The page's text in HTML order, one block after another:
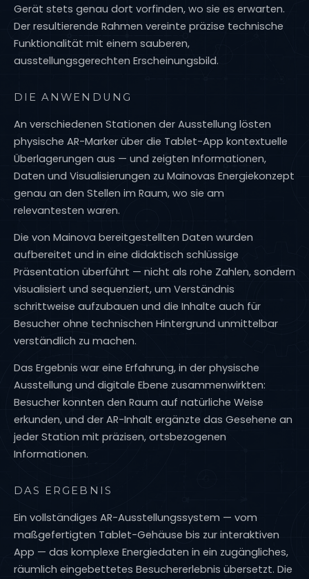
Gerät stets genau dort vorfinden, wo sie es erwarten.
Der resultierende Rahmen vereinte präzise technische
Funktionalität mit einem sauberen,
ausstellungsgerechten Erscheinungsbild.
DIE ANWENDUNG
An verschiedenen Stationen der Ausstellung lösten
physische AR-Marker über die Tablet-App kontextuelle
Überlagerungen aus — und zeigten Informationen,
Daten und Visualisierungen zu Mainovas Energiekonzept
genau an den Stellen im Raum, wo sie am
relevantesten waren.
Die von Mainova bereitgestellten Daten wurden
aufbereitet und in eine didaktisch schlüssige
Präsentation überführt — nicht als rohe Zahlen, sondern
visualisiert und sequenziert, um Verständnis
schrittweise aufzubauen und die Inhalte auch für
Besucher ohne technischen Hintergrund unmittelbar
verständlich zu machen.
Das Ergebnis war eine Erfahrung, in der physische
Ausstellung und digitale Ebene zusammenwirkten:
Besucher konnten den Raum auf natürliche Weise
erkunden, und der AR-Inhalt ergänzte das Gesehene an
jeder Station mit präzisen, ortsbezogenen
Informationen.
DAS ERGEBNIS
Ein vollständiges AR-Ausstellungssystem — vom
maßgefertigten Tablet-Gehäuse bis zur interaktiven
App — das komplexe Energiedaten in ein zugängliches,
räumlich eingebettetes Besuchererlebnis übersetzt. Die